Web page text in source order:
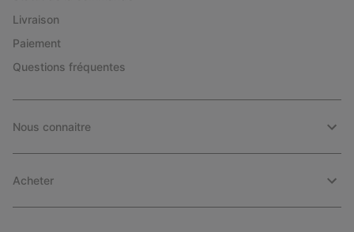
Livraison
Paiement
Questions fréquentes
Nous connaitre
Acheter